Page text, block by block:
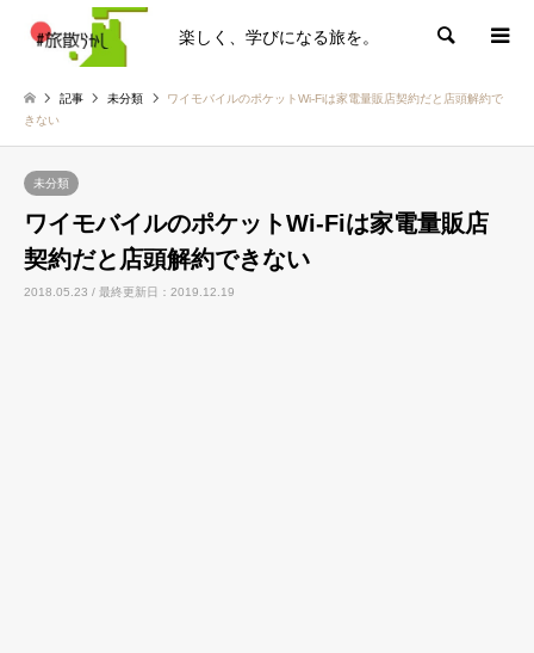
楽しく、学びになる旅を。 検索
記事 未分類
ワイモバイルのポケットWi-Fiは家電量販店契約だと店頭解約で
きない
未分類
ワイモバイルのポケットWi-Fiは家電量販店
契約だと店頭解約できない
2018.05.23 / 最終更新日：2019.12.19